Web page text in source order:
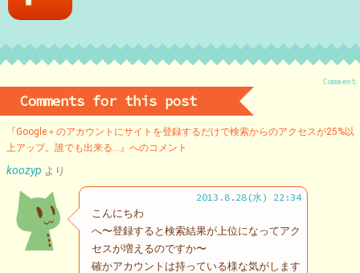
Comment
Comments for this post
『Google＋のアカウントにサイトを登録するだけで検索からのアクセスが25%以
上アップ。誰でも出来る…』へのコメント
koozyp より
2013.8.28(水) 22:34
こんにちわ
へ〜登録すると検索結果が上位になってアク
セスが増えるのですか〜
確かアカウントは持っている様な気がします